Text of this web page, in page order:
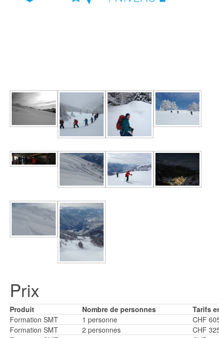
Prix
Produit Nombre de personnes
Tarifs
Formation SMT
1 personne
CHF
Formation SMT
2 personnes
CHF